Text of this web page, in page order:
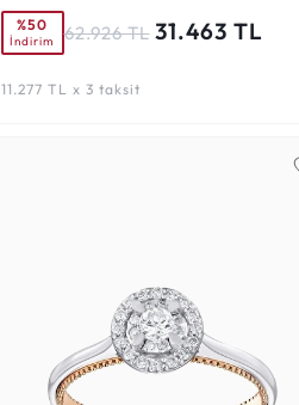
%50
İndirim 62.926 TL 31.463 TL
11.277 TL x 3 taksit